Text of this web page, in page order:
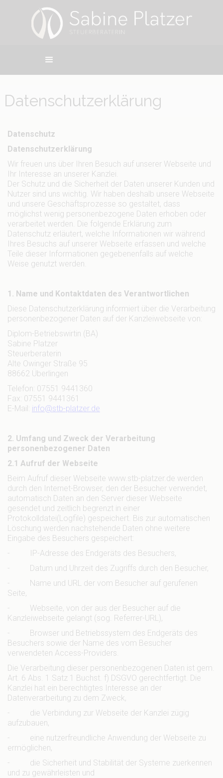
Datenschutzerklärung
Datenschutz
Datenschutzerklärung
Wir freuen uns über Ihren Besuch auf unserer Webseite und
Ihr Interesse an unserer Kanzlei.
Der Schutz und die Sicherheit der Daten unserer Kunden und
Nutzer sind uns wichtig. Wir haben deshalb unsere Webseite
und unsere Geschäftsprozesse so gestaltet, dass
möglichst wenig personenbezogene Daten erhoben oder
verarbeitet werden. Die folgende Erklärung zum
Datenschutz erläutert, welche Informationen wir während
Ihres Besuchs auf unserer Webseite erfassen und welche
Teile dieser Informationen gegebenenfalls auf welche
Weise genutzt werden.
1. Name und Kontaktdaten des Verantwortlichen
Diese Datenschutzerklärung informiert über die Verarbeitung
personenbezogener Daten auf der Kanzleiwebseite von:
Diplom-Betriebswirtin (BA)
Sabine Platzer
Steuerberaterin
Alte Owinger Straße 95
88662 Überlingen
Telefon: 07551 9441360
Fax: 07551 9441361
E-Mail: info@stb-platzer.de
2. Umfang und Zweck der Verarbeitung
personenbezogener Daten
2.1 Aufruf der Webseite
Beim Aufruf dieser Webseite www.stb-platzer.de werden
durch den Internet-Browser, den der Besucher verwendet,
automatisch Daten an den Server dieser Webseite
gesendet und zeitlich begrenzt in einer
Protokolldatei(Logfile) gespeichert. Bis zur automatischen
Löschung werden nachstehende Daten ohne weitere
Eingabe des Besuchers gespeichert:
- IP-Adresse des Endgeräts des Besuchers,
- Datum und Uhrzeit des Zugriffs durch den Besucher,
- Name und URL der vom Besucher auf gerufenen
Seite,
- Webseite, von der aus der Besucher auf die
Kanzleiwebseite gelangt (sog. Referrer-URL),
- Browser und Betriebssystem des Endgeräts des
Besuchers sowie der Name des vom Besucher
verwendeten Access-Providers.
Die Verarbeitung dieser personenbezogenen Daten ist gem.
Art. 6 Abs. 1 Satz 1 Buchst. f) DSGVO gerechtfertigt. Die
Kanzlei hat ein berechtigtes Interesse an der
Datenverarbeitung zu dem Zweck,
- die Verbindung zur Webseite der Kanzlei zügig
aufzubauen,
- eine nutzerfreundliche Anwendung der Webseite zu
ermöglichen,
- die Sicherheit und Stabilität der Systeme zuerkennen
und zu gewährleisten und